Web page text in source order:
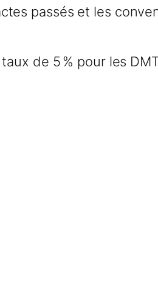
passés et les
de 5 % pour les